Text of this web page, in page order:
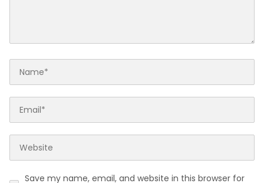
Save my name, email, and website in this browser for